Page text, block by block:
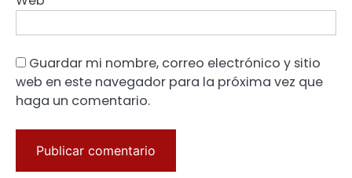
Guardar mi nombre, correo electrónico y sitio
web en este navegador para la próxima vez que
haga un comentario.